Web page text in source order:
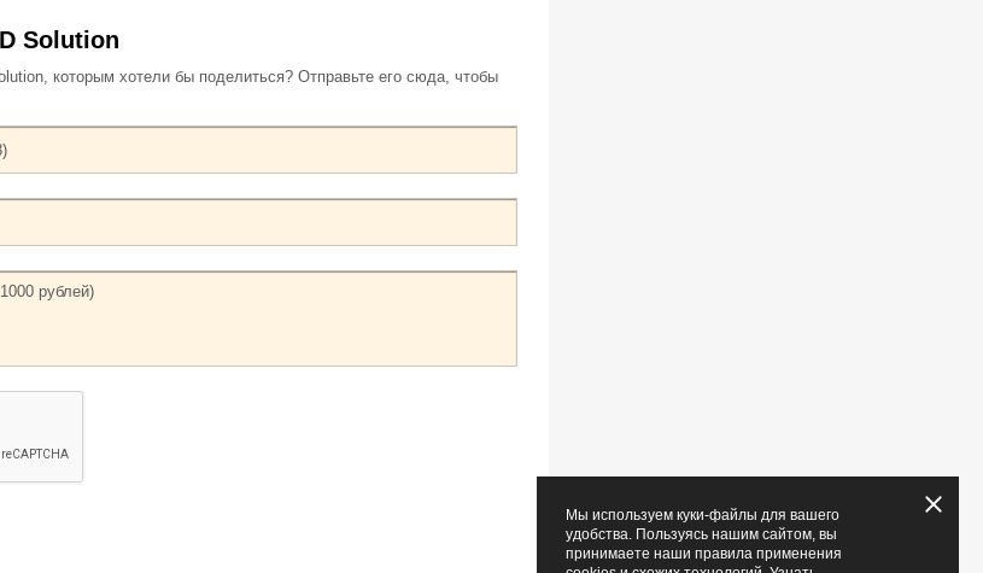
Solution
которым хотели бы поделиться? Отправьте его сюда, чтобы
Мы используем куки-файлы для вашего
удобства. Пользуясь нашим сайтом, вы
принимаете наши правила применения